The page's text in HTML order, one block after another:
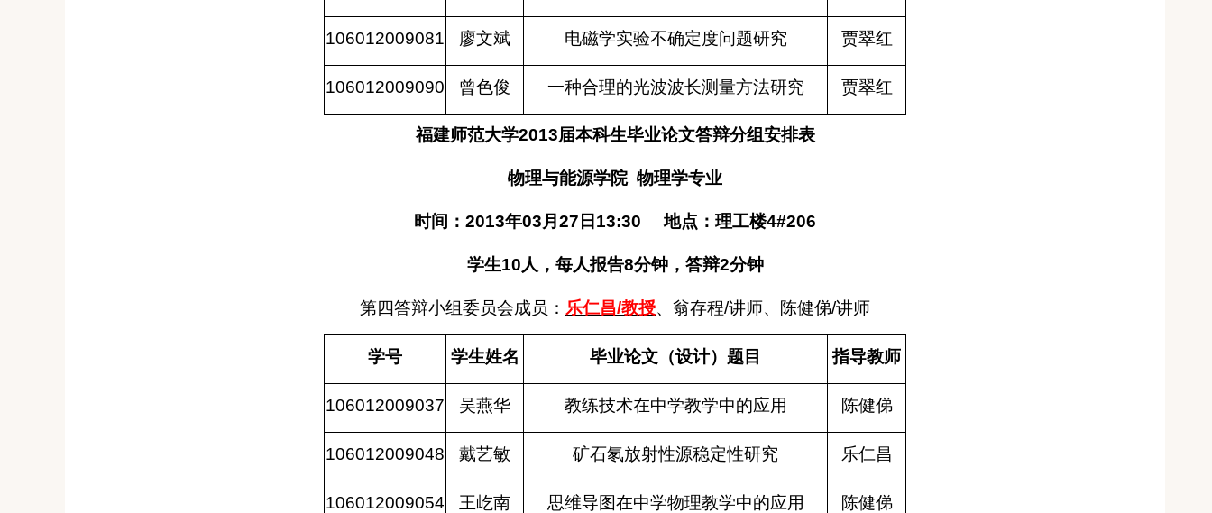
106012009081 廖文斌 电磁学实验不确定度问题研究 贾翠红
106012009090 曾色俊 一种合理的光波波长测量方法研究 贾翠红
福建师范大学2013届本科生毕业论文答辩分组安排表
物理与能源学院 物理学专业
时间： 2013年03月 27 日 13:30 地点：理工楼4#206
学生10人，每人报告8分钟，答辩2分钟
第四答辩小组委员会成员： 乐仁昌/教授、翁存程/讲师、陈健俤/讲师
学号 学生姓名 毕业论文（设计）题目 指导教师
106012009037 吴燕华 教练技术在中学教学中的应用 陈健俤
106012009048 戴艺敏 矿石氡放射性源稳定性研究 乐仁昌
106012009054 王屹南 思维导图在中学物理教学中的应用 陈健俤